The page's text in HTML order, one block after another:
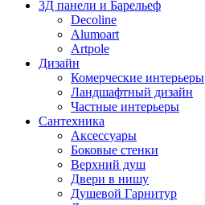
3Д панели и Барельеф
Decoline
Alumoart
Artpole
Дизайн
Комерческие интерьеры
Ландшафтный дизайн
Частные интерьеры
Сантехника
Аксессуары
Боковые стенки
Верхний душ
Двери в нишу
Душевой Гарнитур